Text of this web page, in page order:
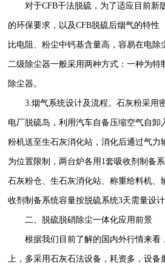
对于CFB干法脱硫，为了适应目前新
的环保要求，以及CFB脱硫后烟气的特性
比电阻、粉尘中钙基含量高，容易在电除
二级除尘器一般采用两种方式：一种为特
除尘器。
3.烟气系统设计及流程。石灰粉采用
电厂脱硫岛，利用汽车自备压缩空气自卸
粉机送至生石灰消化站，消化后通过气力
为位置限制，两台炉各用1套吸收剂制备
石灰粉仓、生石灰消化站、称重给料机、
收剂制备系统容量按脱硫系统3天需量设计
二、脱硫脱硝除尘一体化应用前景
根据我们目前了解的国内外行情来看
上，多采用石灰石法设备，耗资多，设备